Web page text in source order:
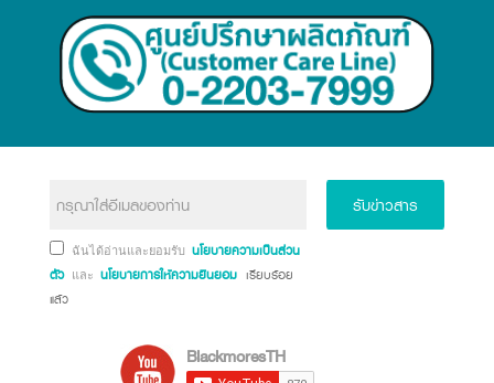
ฉันได้อ่านและยอมรับ นโยบายความเป็นส่วน
ตัว
และ นโยบายการให้ความยินยอม เรียบร้อย
แล้ว
รับข่าวสาร
BlackmoresTH